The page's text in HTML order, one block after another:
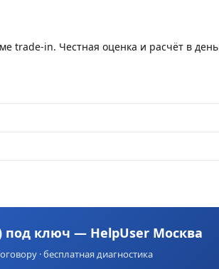
trade-in. Честная оценка и расчёт в день
под ключ — HelpUser Москва
· бесплатная диагностика